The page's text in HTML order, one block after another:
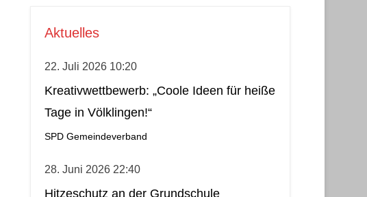
Aktuelles
22. Juli 2026 10:20
Kreativwettbewerb: „Coole Ideen für heiße
Tage in Völklingen!“
SPD Gemeindeverband
28. Juni 2026 22:40
Hitzeschutz an der Grundschule